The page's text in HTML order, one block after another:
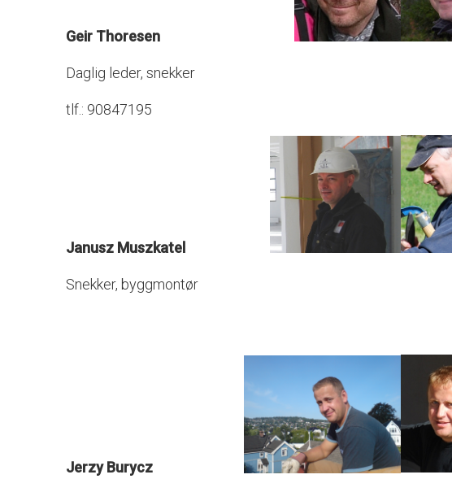
Geir Thoresen
Daglig leder, snekker
tlf.: 90847195
Janusz Muszkatel
Snekker, byggmontør
Jerzy Burycz